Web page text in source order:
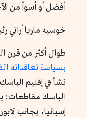
أفضل أو أسوأ من
خوسيه ماريا أراتي
طوال أكثر من قرن
بسياسة تعاقداته
نشأ في إقليم
الباسك مقاطعات:
إسبانيا، بجانب